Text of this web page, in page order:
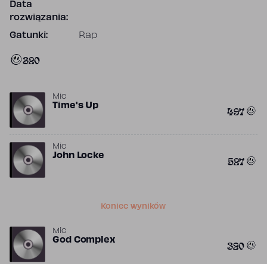
Data
rozwiązania:
Gatunki: Rap
320
Mic
Time's Up 497
Mic
John Locke 527
Koniec wyników
Mic
God Complex 320